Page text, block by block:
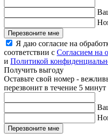
Перезвоните мне
Я даю согласие на
соответствии с Согласием на
и Политикой
Получить выгоду
Оставьте свой номер -
перезвонит в течение 5
Перезвоните мне